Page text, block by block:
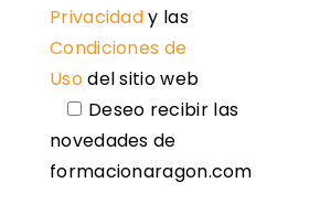
Privacidady las
Condiciones de
Usodel sitio web
Deseo recibir las
novedades de
formacionaragon.com